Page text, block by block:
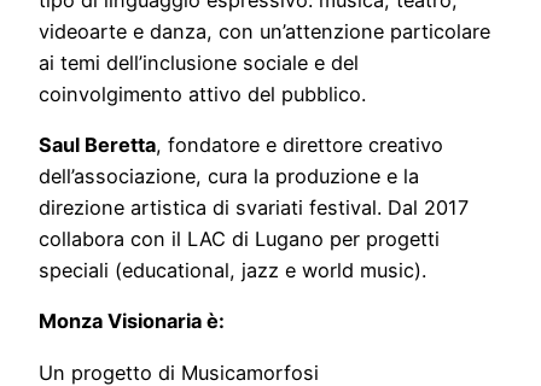
videoarte e danza, con un’attenzione particolare
ai temi dell’inclusione sociale e del
coinvolgimento attivo del pubblico.
Saul Beretta, fondatore e direttore creativo
dell’associazione, cura la produzione e la
direzione artistica di svariati festival. Dal 2017
collabora con il LAC di Lugano per progetti
speciali (educational, jazz e world music).
Monza Visionaria è:
Un progetto di Musicamorfosi